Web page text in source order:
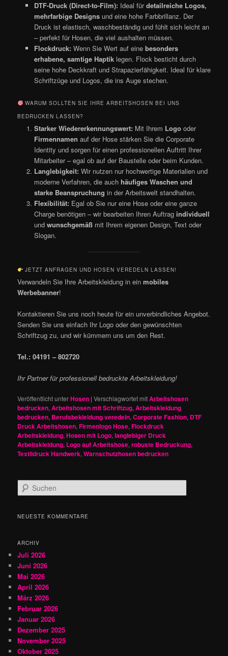
DTF-Druck (Direct-to-Film): Ideal fürdetailreiche Logos,
mehrfarbige Designsund eine hohe Farbbrillanz. Der
Druck ist elastisch, waschbeständig und fühlt sich leicht an
– perfekt für Hosen, die viel aushalten müssen.
Flockdruck: Wenn Sie Wert auf eine besonders
erhabene, samtige Haptiklegen. Flock besticht durch
seine hohe Deckkraft und Strapazierfähigkeit. Ideal für klare
Schriftzüge und Logos, die ins Auge stechen.
WARUM SOLLTEN SIE IHRE ARBEITSHOSEN BEI UNS
BEDRUCKEN LASSEN?
Starker Wiedererkennungswert: Mit Ihrem Logooder
Firmennamen auf der Hose stärken Sie die Corporate
Identity und sorgen für einen professionellen Auftritt Ihrer
Mitarbeiter – egal ob auf der Baustelle oder beim Kunden.
Langlebigkeit: Wir nutzen nur hochwertige Materialien und
moderne Verfahren, die auch häufiges Waschen und
starke Beanspruchung in der Arbeitswelt standhalten.
Flexibilität: Egal ob Sie nur eine Hose oder eine ganze
Charge benötigen – wir bearbeiten Ihren Auftrag individuell
und wunschgemäßmit Ihrem eigenen Design, Text oder
Slogan.
JETZT ANFRAGEN UND HOSEN VEREDELN LASSEN!
Verwandeln Sie Ihre Arbeitskleidung in einmobiles
Werbebanner!
Kontaktieren Sie uns noch heute für ein unverbindliches Angebot.
Senden Sie uns einfach Ihr Logo oder den gewünschten
Schriftzug zu, und wir kümmern uns um den Rest.
Tel.: 04191 – 802720
Ihr Partner für professionell bedruckte Arbeitskleidung!
Veröffentlicht unterHosen |Verschlagwortet mitArbeitshosen
bedrucken,Arbeitshosen mit Schriftzug,Arbeitskleidung
bedrucken, Berufsbekleidung veredeln,Corporate Fashion, DTF
Druck Arbeitshosen,Firmenlogo Hose,Flockdruck
Arbeitskleidung,Hosen mit Logo,langlebiger Druck
Arbeitskleidung, Logo auf Arbeitshose,robuste Bedruckung,
Textildruck Handwerk,Warnschutzhosen bedrucken
u
h
NEUESTE KOMMENTARE
ARCHIV
Juli 2026
Juni 2026
Mai 2026
April 2026
März 2026
Februar 2026
Januar 2026
Dezember 2025
November 2025
Oktober 2025